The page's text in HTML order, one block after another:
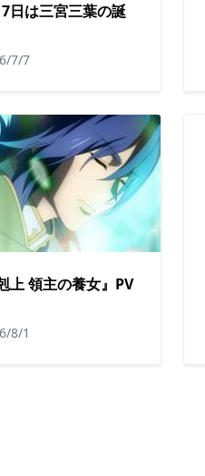
日は三宮三葉の誕
7/7
上 領主の養女』PV
8/1